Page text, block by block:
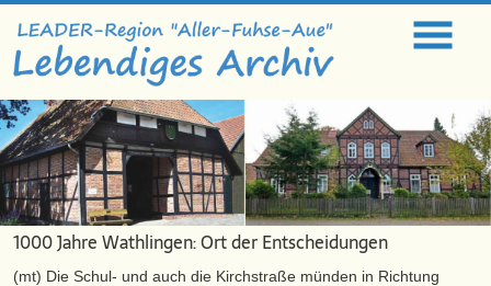
1000 Jahre Wathlingen: Ort der Entscheidungen
(mt) Die Schul- und auch die Kirchstraße münden in Richtung